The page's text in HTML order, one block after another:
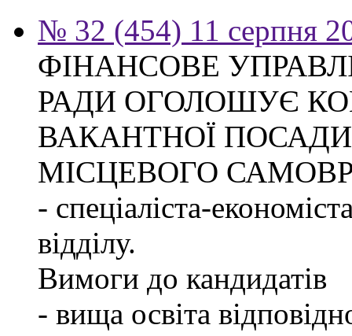
№ 32 (454) 11 серпня
ФІНАНСОВЕ
РАДИ ОГОЛОШУЄ
ВАКАНТНОЇ
МІСЦЕВОГО
- спеціаліста-
відділу.
Вимоги до кандидатів
- вища освіта